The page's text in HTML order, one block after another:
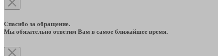
Спасибо за обращение.
Мы обязательно ответим Вам в самое ближайшее время.